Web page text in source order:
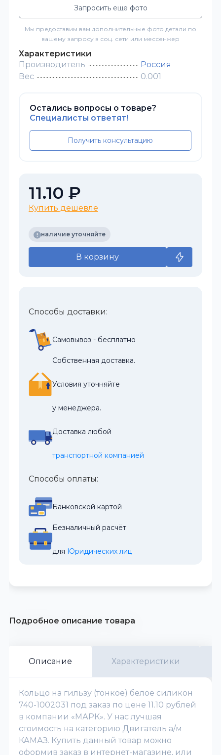
Запросить еще фото
Мы предоставим вам дополнительные фото детали по
вашему запросу в соц. сети или мессенжер
Характеристики
Производитель
Россия
Вес
0.001
Остались вопросы о товаре?
Специалисты ответят!
Получить консультацию
11.10 ₽
Купить дешевле
наличие уточняйте
В корзину
Способы доставки:
Самовывоз - бесплатно
Собственная доставка.
Условия уточняйте
у менеджера.
Доставка любой
транспортной компанией
Способы оплаты:
Банковской картой
Безналичный расчёт
для Юридических лиц
Подробное описание товара
Описание Характеристики
Кольцо на гильзу (тонкое) белое силикон
740-1002031 под заказ по цене 11.10 рублей
в компании «МАРК». У нас лучшая
стоимость на категорию Двигатель а/м
КАМАЗ. Купить данный товар можно
оформив заказ в интернет-магазине, или